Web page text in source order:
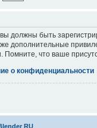
должны быть
дополнительные
что ваше
о конфиденциальности
RU